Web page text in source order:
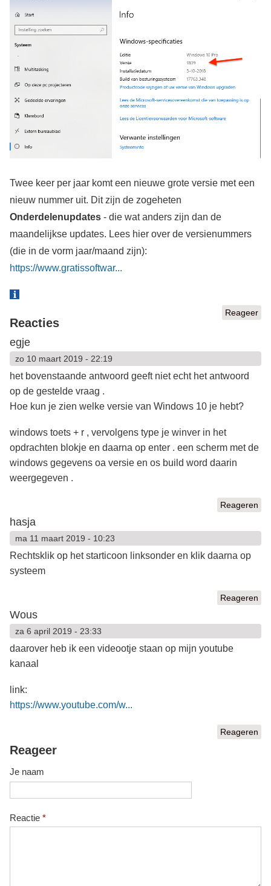
Twee keer per jaar komt een nieuwe grote versie met een
nieuw nummer uit. Dit zijn de zogeheten
Onderdelenupdates- die wat anders zijn dan de
maandelijkse updates. Lees hier over de versienummers
(die in de vorm jaar/maand zijn):
https://www.gratissoftwar...
Reageer
Reacties
egje
zo 10 maart 2019 - 22:19
het bovenstaande antwoord geeft niet echt het antwoord
op de gestelde vraag .
Hoe kun je zien welke versie van Windows 10 je hebt?
windows toets + r , vervolgens type je winver in het
opdrachten blokje en daarna op enter . een scherm met de
windows gegevens oa versie en os build word daarin
weergegeven .
Reageren
hasja
ma 11 maart 2019 - 10:23
Rechtsklik op het starticoon linksonder en klik daarna op
systeem
Reageren
Wous
za 6 april 2019 - 23:33
daarover heb ik een videootje staan op mijn youtube
kanaal
link:
https://www.youtube.com/w...
Reageren
Reageer
Je naam
Reactie *